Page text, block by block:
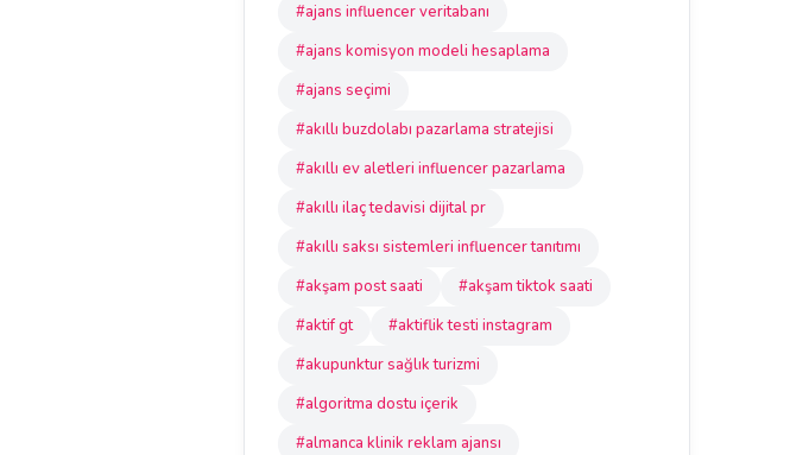
#ajans influencer veritabanı
#ajans komisyon modeli hesaplama
#ajans seçimi
#akıllı buzdolabı pazarlama stratejisi
#akıllı ev aletleri influencer pazarlama
#akıllı ilaç tedavisi dijital pr
#akıllı saksı sistemleri influencer tanıtımı
#akşam post saati
#akşam tiktok saati
#aktif gt
#aktiflik testi instagram
#akupunktur sağlık turizmi
#algoritma dostu içerik
#almanca klinik reklam ajansı